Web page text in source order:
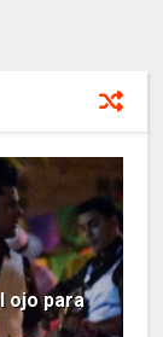
ojo para